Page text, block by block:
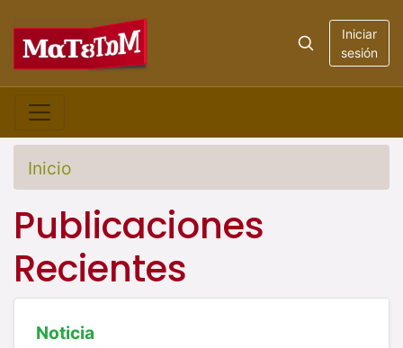
Iniciar
sesión
Inicio
Publicaciones
Recientes
Noticia